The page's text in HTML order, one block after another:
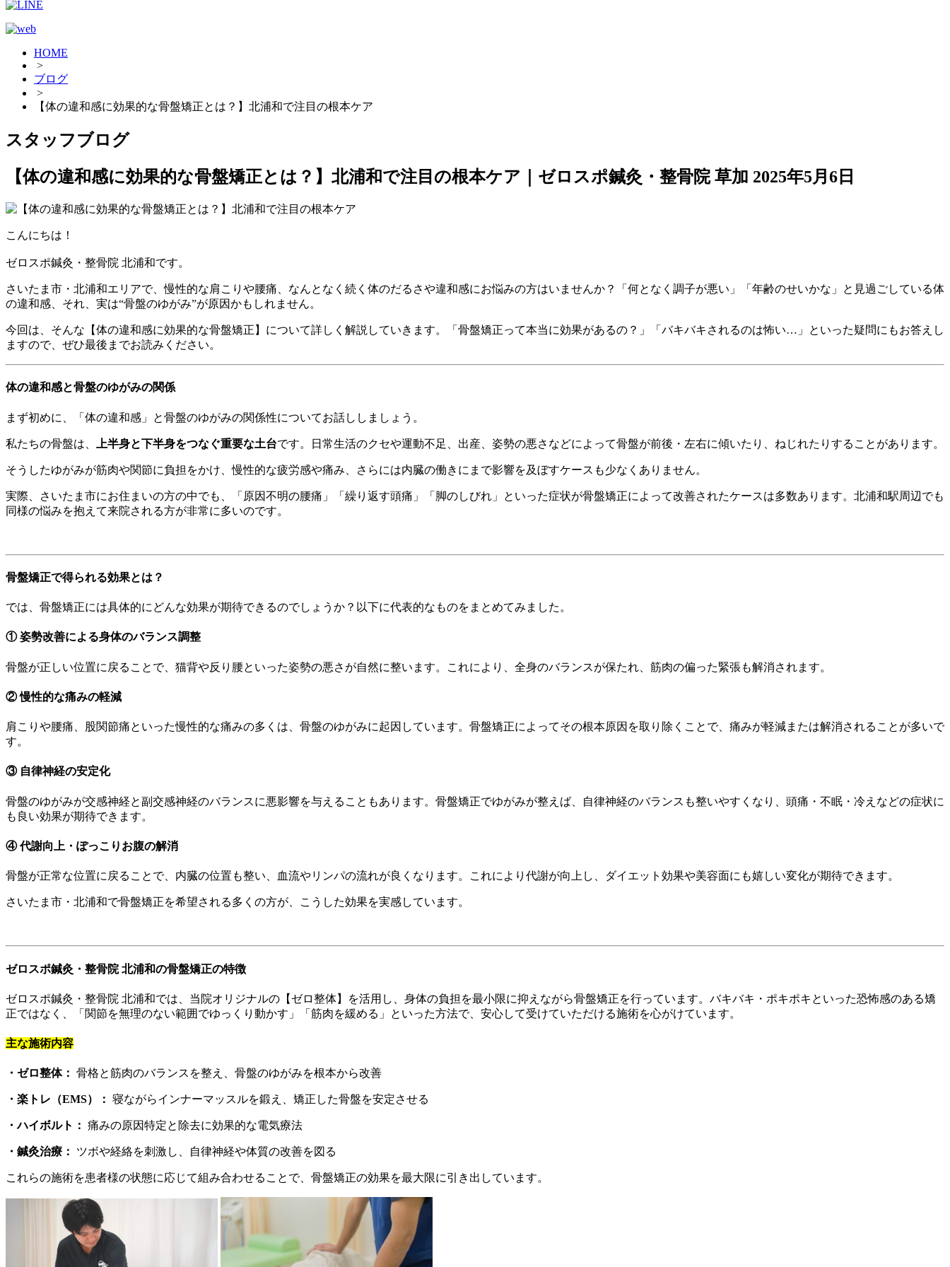
HOME
>
ブログ
>
【体の違和感に効果的な骨盤矯正とは？】北浦和で注目の根本ケア
スタッフブログ
【体の違和感に効果的な骨盤矯正とは？】北浦和で注目の根本ケア｜ゼロスポ鍼灸・整骨院 草加 2025年5月6日
こんにちは！
ゼロスポ鍼灸・整骨院 北浦和です。
さいたま市・北浦和エリアで、慢性的な肩こりや腰痛、なんとなく続く体のだるさや違和感にお悩みの方はいませんか？「何となく調子が悪い」「年齢のせいかな」と見過ごしている体
の違和感、それ、実は“骨盤のゆがみ”が原因かもしれません。
今回は、そんな【体の違和感に効果的な骨盤矯正】について詳しく解説していきます。「骨盤矯正って本当に効果があるの？」「バキバキされるのは怖い…」といった疑問にもお答えし
ますので、ぜひ最後までお読みください。
体の違和感と骨盤のゆがみの関係
まず初めに、「体の違和感」と骨盤のゆがみの関係性についてお話ししましょう。
私たちの骨盤は、 上半身と下半身をつなぐ重要な土台です。日常生活のクセや運動不足、出産、姿勢の悪さなどによって骨盤が前後・左右に傾いたり、ねじれたりすることがあります。
そうしたゆがみが筋肉や関節に負担をかけ、慢性的な疲労感や痛み、さらには内臓の働きにまで影響を及ぼすケースも少なくありません。
実際、さいたま市にお住まいの方の中でも、「原因不明の腰痛」「繰り返す頭痛」「脚のしびれ」といった症状が骨盤矯正によって改善されたケースは多数あります。北浦和駅周辺でも
同様の悩みを抱えて来院される方が非常に多いのです。
骨盤矯正で得られる効果とは？
では、骨盤矯正には具体的にどんな効果が期待できるのでしょうか？以下に代表的なものをまとめてみました。
① 姿勢改善による身体のバランス調整
骨盤が正しい位置に戻ることで、猫背や反り腰といった姿勢の悪さが自然に整います。これにより、全身のバランスが保たれ、筋肉の偏った緊張も解消されます。
② 慢性的な痛みの軽減
肩こりや腰痛、股関節痛といった慢性的な痛みの多くは、骨盤のゆがみに起因しています。骨盤矯正によってその根本原因を取り除くことで、痛みが軽減または解消されることが多いで
す。
③ 自律神経の安定化
骨盤のゆがみが交感神経と副交感神経のバランスに悪影響を与えることもあります。骨盤矯正でゆがみが整えば、自律神経のバランスも整いやすくなり、頭痛・不眠・冷えなどの症状に
も良い効果が期待できます。
④ 代謝向上・ぽっこりお腹の解消
骨盤が正常な位置に戻ることで、内臓の位置も整い、血流やリンパの流れが良くなります。これにより代謝が向上し、ダイエット効果や美容面にも嬉しい変化が期待できます。
さいたま市・北浦和で骨盤矯正を希望される多くの方が、こうした効果を実感しています。
ゼロスポ鍼灸・整骨院 北浦和の骨盤矯正の特徴
ゼロスポ鍼灸・整骨院 北浦和では、当院オリジナルの【ゼロ整体】を活用し、身体の負担を最小限に抑えながら骨盤矯正を行っています。バキバキ・ポキポキといった恐怖感のある矯
正ではなく、「関節を無理のない範囲でゆっくり動かす」「筋肉を緩める」といった方法で、安心して受けていただける施術を心がけています。
主な施術内容
・ゼロ整体： 骨格と筋肉のバランスを整え、骨盤のゆがみを根本から改善
・楽トレ（EMS）： 寝ながらインナーマッスルを鍛え、矯正した骨盤を安定させる
・ハイボルト： 痛みの原因特定と除去に効果的な電気療法
・鍼灸治療： ツボや経絡を刺激し、自律神経や体質の改善を図る
これらの施術を患者様の状態に応じて組み合わせることで、骨盤矯正の効果を最大限に引き出しています。